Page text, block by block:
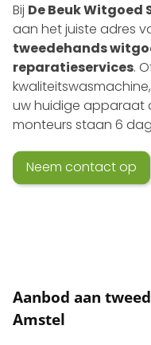
Bij De Beuk Witgoed
aan het juiste adres
tweedehands
reparatieservices.
uw huidige apparaat
monteurs staan 6
Neem contact op
Aanbod aan
Amstel